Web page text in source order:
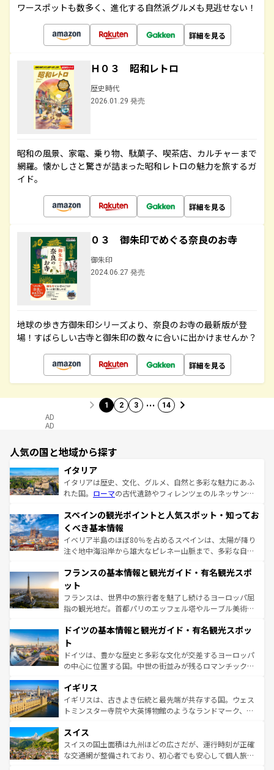
ワースポットも数多く、進化する自然派グルメも見逃せない！
詳細を見る
Ｈ０３ 昭和レトロ
歴史時代
2026.01.29 発売
昭和の風景、家電、乗り物、駄菓子、喫茶店、カルチャーまで
網羅。懐かしさと驚きが詰まった昭和レトロの魅力を旅するガ
イド。
詳細を見る
０３ 御朱印でめぐる奈良のお寺
御朱印
2024.06.27 発売
地球の歩き方御朱印シリーズより、奈良のお寺の最新版が登
場！すばらしい古寺と御朱印の数々に合いに出かけませんか？
詳細を見る
1 2 3 … 14
AD
AD
人気の国と地域から探す
イタリア
イタリアは歴史、文化、グルメ、自然と多彩な魅力にあふ
れた国。 ローマの古代遺跡やフィレンツェのルネッサンス
ろん、トスカーナの美しい田園風景やアマルフィ海岸の絶
景など、自然景観も見逃せない。観光の合間には、本場の
ピザやパスタなど、絶品のイタリア料理を堪能することも
できる。朝目覚めてから夜眠るまで、すべての瞬間を楽し
なお、新着のイタリア情報はコンテンツ一覧を参照してほ
しい。
スペインの観光ポイントと人気スポット・知ってお
くべき基本情報
イベリア半島のほぼ80％を占めるスペインは、太陽が降り
注ぐ地中海沿岸から雄大なピレネー山脈まで、多彩な自然
文化が根付くこの国では、情熱的なフラメンコ、熱気あふ
れる闘牛、そして美味しいタパスが生活の一部となってい
る。首都マドリードの洗練された雰囲気や、バルセロナの
アートに溢れた街角から、地方では古代ローマ遺跡や中世
せる。地方によって風土や気候が異なるスペインはその個
ンテンツ一覧 を参照してほしい。
フランスの基本情報と観光ガイド・有名観光スポ
ット
フランスは、世界中の旅行者を魅了し続けるヨーロッパ屈
指の観光地だ。首都パリのエッフェル塔やルーブル美術館
で、幅広い魅力が詰まっている。華麗な宮殿、歴史的な大
聖堂、美しいビーチ、そして豊かな自然が、訪れる者を心
から魅了する。また、フランスは美食の国としても知ら
れ、フランス料理はユネスコ無形文化遺産にも登録されて
香り高いラベンダー畑など、多彩な楽しみ方が可能だ。さ
らに、パリ以外の地域にも魅力が溢れており、どの街角に
も豊かな歴史と文化が息づいている。パリ以外の個性あふ
を参照してほしい。
ドイツの基本情報と観光ガイド・有名観光スポッ
ト
ドイツは、豊かな歴史と多彩な文化が交差するヨーロッパ
の中心に位置する国。中世の街並みが残るロマンチック街
顔を持つこの国は、どこを歩いても飽きることがない。ベ
ルリンの文化的活気、バイエルン州のアルプスの絶景、そ
してライン川沿いのワイン畑といった風景は必見。ビール
は、お酒好きな人にはぜひ体験してほしい。 なお、新着の
ドイツ情報はコンテンツ一覧を参照してほしい。
イギリス
イギリスは、古きよき伝統と最先端が共存する国。ウェス
トミンスター寺院や大英博物館のようなランドマーク、歴
リアごとに異なる魅力がある。また、優雅なアフタヌーン
ティー、ビール好きにはたまらない英国パブ、サッカー観
戦など、本場だからこそできる体験も豊富。イギリスを旅
スイス
スイスの国土面積は九州ほどの広さだが、運行時刻が正確
な交通網が整備されており、初心者でも安心して個人旅行